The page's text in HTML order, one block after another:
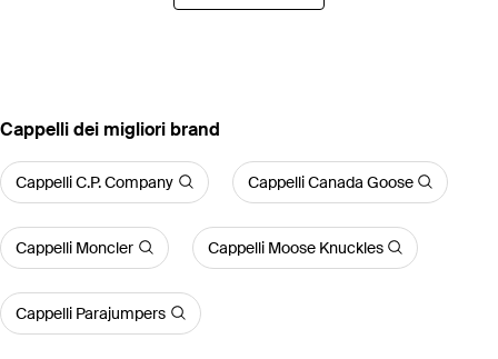
‪Cappelli‬ dei migliori brand
Cappelli C.P. Company Cappelli Canada Goose
Cappelli Moncler Cappelli Moose Knuckles
Cappelli Parajumpers